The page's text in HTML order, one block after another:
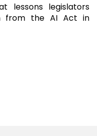
lessons legislators
from the AI Act in